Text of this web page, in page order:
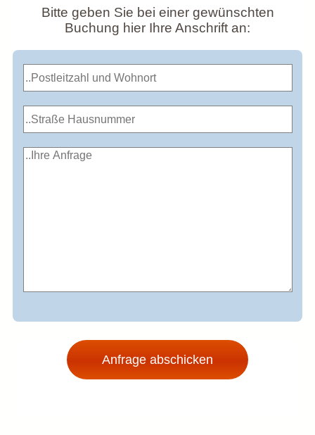
Bitte geben Sie bei einer gewünschten
Buchung hier Ihre Anschrift an: